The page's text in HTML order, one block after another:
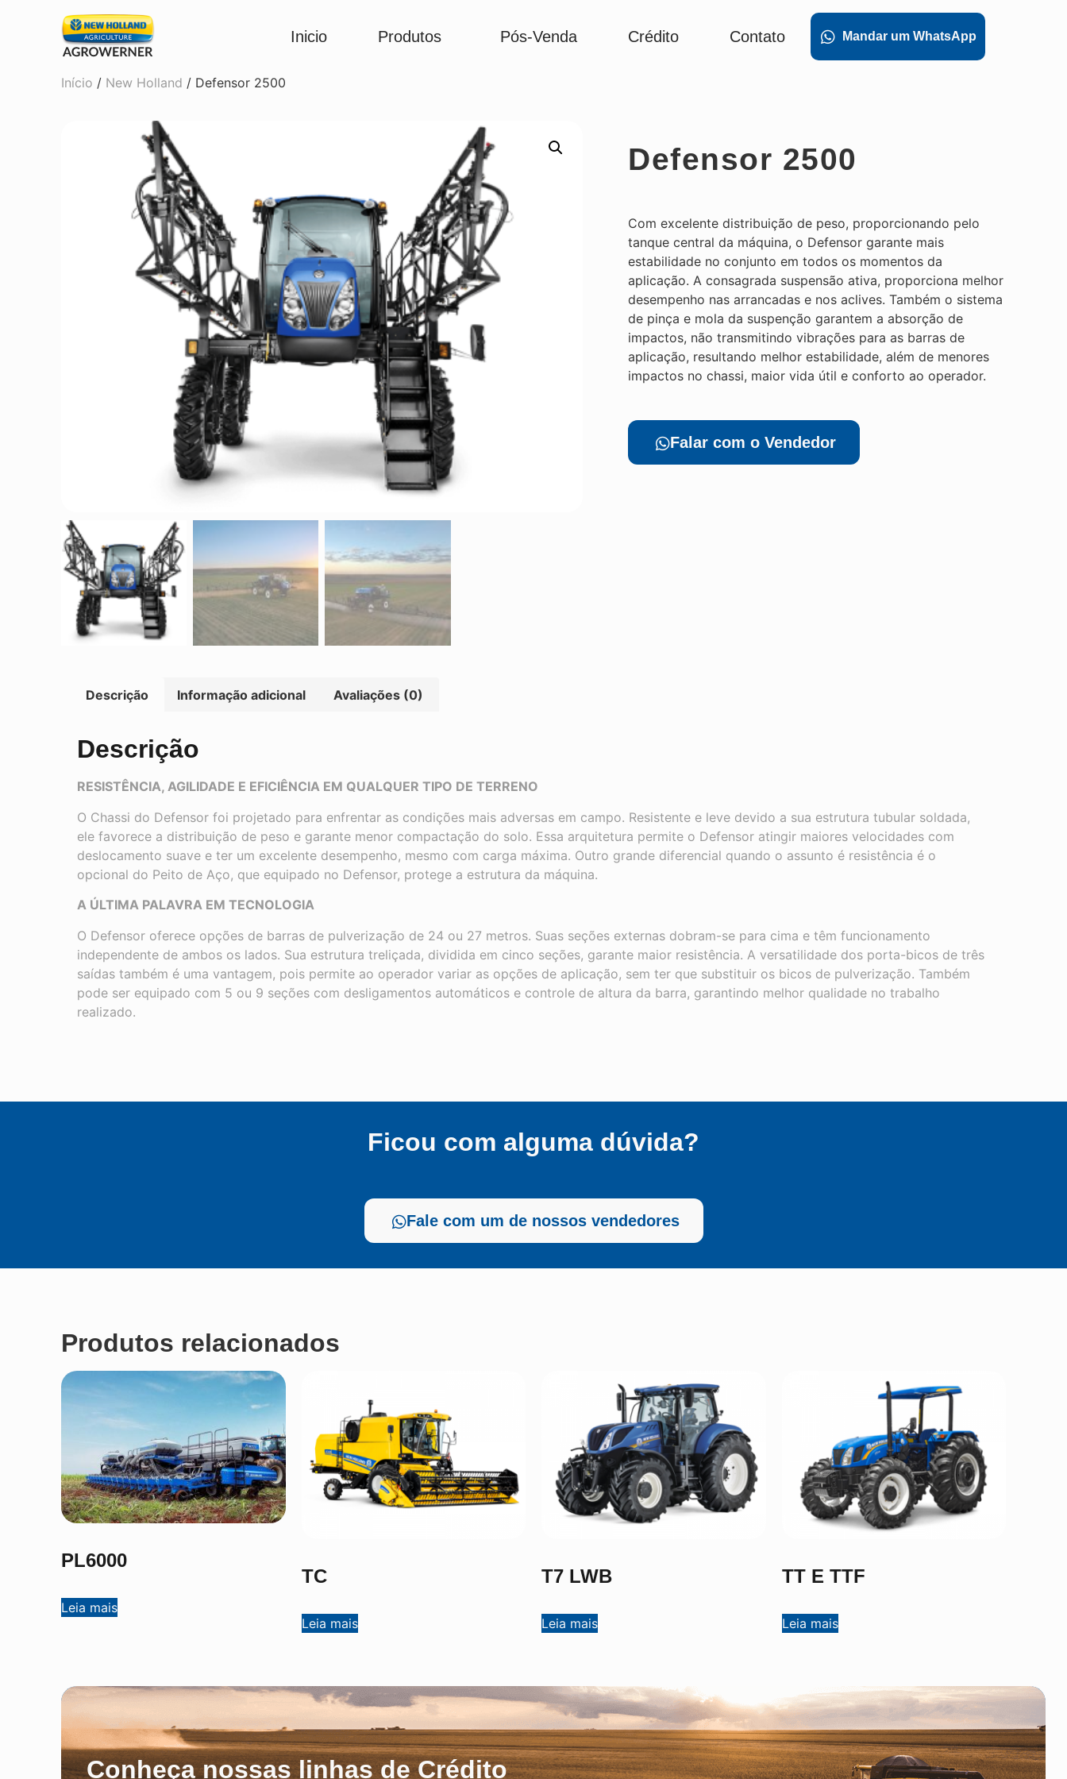
Inicio Produtos Pós-Venda Crédito Contato Mandar um WhatsApp
Início / New Holland / Defensor 2500
Defensor 2500
​Com excelente distribuição de peso, proporcionando pelo
tanque central da máquina, o Defensor garante mais
estabilidade no conjunto em todos os momentos da
aplicação. A consagrada suspensão ativa, proporciona melhor
desempenho nas arrancadas e nos aclives. Também o sistema
de pinça e mola da suspenção garantem a absorção de
impactos, não transmitindo vibrações para as barras de
aplicação, resultando melhor estabilidade, além de menores
impactos no chassi, maior vida útil e conforto ao operador.
Falar com o Vendedor
Descrição Informação adicional Avaliações (0)
Descrição
RESISTÊNCIA, AGILIDADE E EFICIÊNCIA EM QUALQUER TIPO DE TERRENO
O Chassi do Defensor foi projetado para enfrentar as condições mais adversas em campo. Resistente e leve devido a sua estrutura tubular soldada,
ele favorece a distribuição de peso e garante menor compactação do solo. Essa arquitetura permite o Defensor atingir maiores velocidades com
deslocamento suave e ter um excelente desempenho, mesmo com carga máxima. Outro grande diferencial quando o assunto é resistência é o
opcional do Peito de Aço, que equipado no Defensor, protege a estrutura da máquina.
A ÚLTIMA PALAVRA EM TECNOLOGIA
O Defensor oferece opções de barras de pulverização de 24 ou 27 metros. Suas seções externas dobram-se para cima e têm funcionamento
independente de ambos os lados. Sua estrutura treliçada, dividida em cinco seções, garante maior resistência. A versatilidade dos porta-bicos de três
saídas também é uma vantagem, pois permite ao operador variar as opções de aplicação, sem ter que substituir os bicos de pulverização. Também
pode ser equipado com 5 ou 9 seções com desligamentos automáticos e controle de altura da barra, garantindo melhor qualidade no trabalho
realizado.
Ficou com alguma dúvida?
Fale com um de nossos vendedores
Produtos relacionados
PL6000
Leia mais
TC
Leia mais
T7 LWB
Leia mais
TT E TTF
Leia mais
Conheça nossas linhas de Crédito